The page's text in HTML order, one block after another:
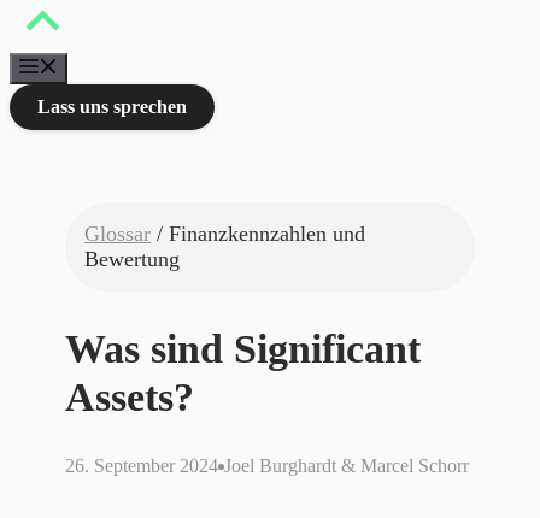
Zum
springen
Lass uns sprechen
Glossar / Finanzkennzahlen und
Bewertung
Was sind Significant
Assets?
26. September 2024 Joel Burghardt & Marcel Schorr